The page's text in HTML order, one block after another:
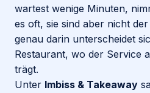
Firma
wartest wenige Minuten,
es oft, sie sind aber nicht
genau darin unterscheidet
Restaurant, wo der Service
trägt.
Unter Imbiss & Takeaway